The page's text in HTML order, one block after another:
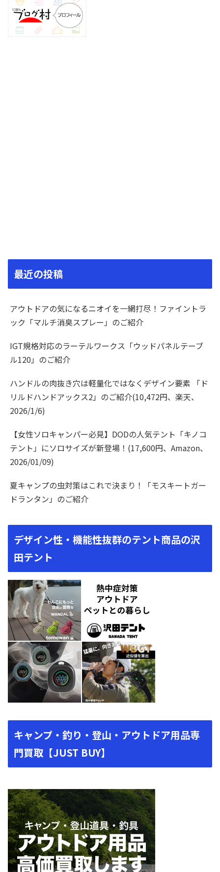
最近の投稿
アウトドアの気になるニオイを一網打尽！ファイントラ
ック「マルチ消臭スプレー」のご紹介
IGT規格対応のラーテルワークス「ウッドパネルテーブ
ル120」のご紹介
ハンドルの肉抜き穴は軽量化ではなくデザイン要素 「ド
リルドハンドアックス2」のご紹介(10,472円、楽天、
2026/1/6)
【女性ソロキャンパー必見】DODの人気テント「キノコ
テント」にソロサイズが新登場！(17,600円、Amazon、
2026/01/09)
夏キャンプの虫対策はこれで決まり！「モスキートガー
ドランタン」のご紹介
デザイン性・機能性抜群のテント商品の沢
田テント
キャンプ・釣り・登山・アウトドア用品専
門買取【JUST BUY】